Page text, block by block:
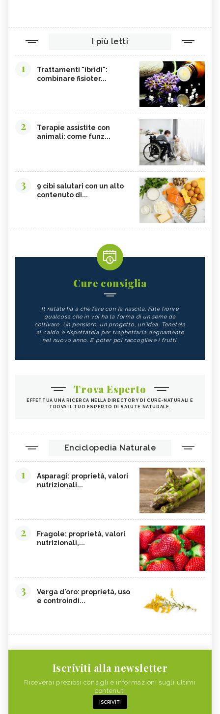
I più letti
1
Trattamenti "ibridi":
combinare fisioter...
2
Terapie assistite con
animali: come funz...
3
9 cibi salutari con un alto
contenuto di...
Cure consiglia
Il natale ha a che fare con la nascita. Fate fiorire
qualcosa che in voi ha la forma di un seme da
coltivare. Un pensiero, un progetto, un'idea. Tenetela
al caldo e rispettatela per traghettarla degnamente
nel nuovo anno. E poter poi raccogliere i frutti.
Trova Esperto
EFFETTUA UNA RICERCA NELLA DIRECTORY DI CURE-NATURALI E
TROVA IL TUO ESPERTO DI SALUTE NATURALE.
Enciclopedia Naturale
1
Asparagi: proprietà, valori
nutrizionali...
2
Fragole: proprietà, valori
nutrizionali,...
3
Verga d'oro: proprietà, uso
e controindi...
Iscriviti alla newsletter
Riceverai preziosi consigli e informazioni sugli ultimi
contenuti
ISCRIVITI